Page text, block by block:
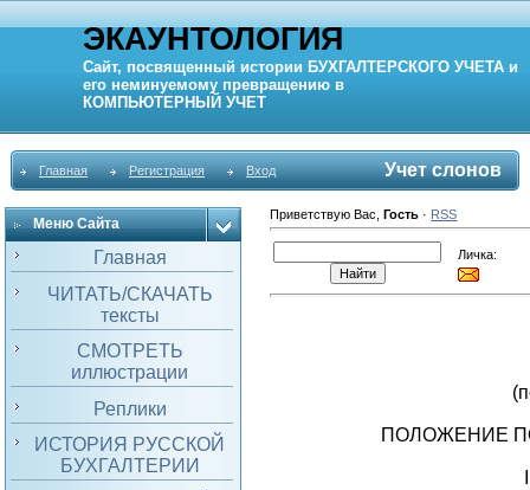
ЭКАУНТОЛОГИЯ
Сайт, посвященный истории БУХГАЛТЕРСКОГО УЧЕТА и
его неминуемому превращению в
КОМПЬЮТЕРНЫЙ УЧЕТ
Главная Регистрация Вход Учет слонов
Меню Сайта
Главная
ЧИТАТЬ/СКАЧАТЬ
тексты
СМОТРЕТЬ
иллюстрации
Реплики
ИСТОРИЯ РУССКОЙ
БУХГАЛТЕРИИ
Приветствую Вас ,Гость · RSS
Личка:
ПОЛОЖЕНИЕ